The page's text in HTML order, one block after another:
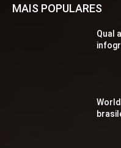
MAIS POPULARES
Qual